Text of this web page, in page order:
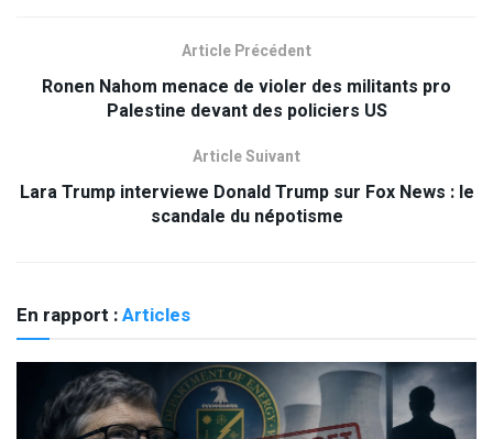
Article Précédent
Ronen Nahom menace de violer des militants pro
Palestine devant des policiers US
Article Suivant
Lara Trump interviewe Donald Trump sur Fox News : le
scandale du népotisme
En rapport :Articles